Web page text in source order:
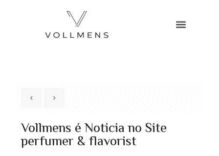
Vollmens é Noticia no Site
perfumer & flavorist